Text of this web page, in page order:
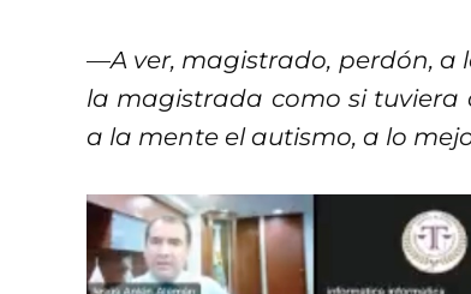
—A ver, magistrado, perdón, a
la magistrada como si tuviera
a la mente el autismo, a lo